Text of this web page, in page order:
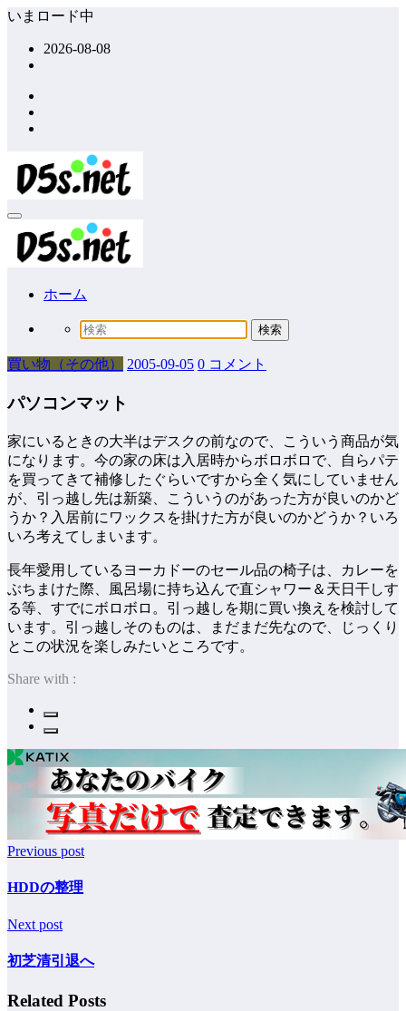
コ
ッ
プ
いまロード中
2026-08-08
ホーム
買い物（その他） 2005-09-05 0 コメント
パソコンマット
家にいるときの大半はデスクの前なので、こういう商品が気
になります。今の家の床は入居時からボロボロで、自らパテ
を買ってきて補修したぐらいですから全く気にしていません
が、引っ越し先は新築、こういうのがあった方が良いのかど
うか？入居前にワックスを掛けた方が良いのかどうか？いろ
いろ考えてしまいます。
長年愛用しているヨーカドーのセール品の椅子は、カレーを
ぶちまけた際、風呂場に持ち込んで直シャワー＆天日干しす
る等、すでにボロボロ。引っ越しを期に買い換えを検討して
います。引っ越しそのものは、まだまだ先なので、じっくり
とこの状況を楽しみたいところです。
Share with :
Previous post
HDDの整理
Next post
初芝清引退へ
Related Posts